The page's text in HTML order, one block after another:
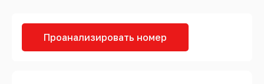
Проанализировать номер